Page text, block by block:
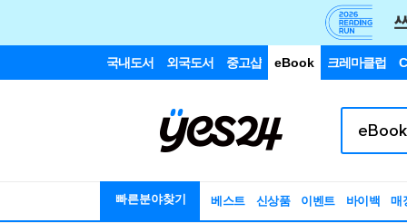
국내도서 외국도서 중고샵 eBook 크레마클럽
빠른분야찾기 베스트 신상품 이벤트 바이백 매